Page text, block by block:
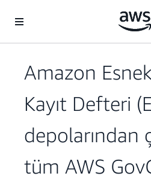
Amazon
Kayıt Defteri
depolarından
tüm AWS